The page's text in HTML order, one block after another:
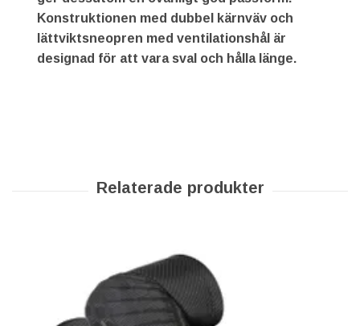
Konstruktionen med dubbel kärnväv och
lättviktsneopren med ventilationshål är
designad för att vara sval och hålla länge.